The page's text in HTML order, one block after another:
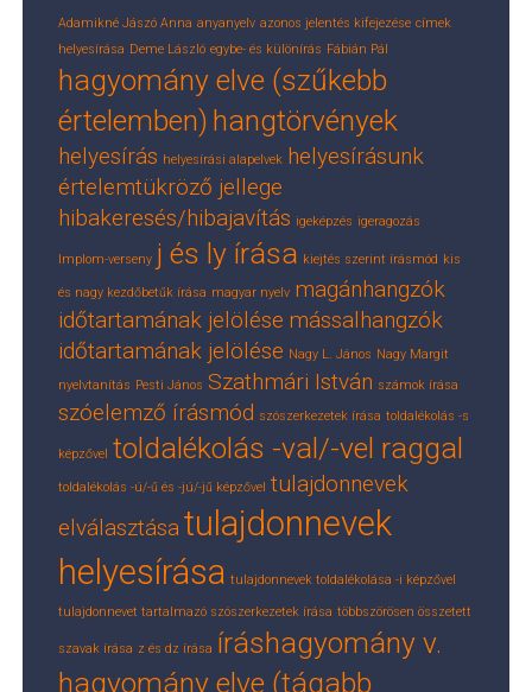
Adamikné Jászó Anna anyanyelv azonos jelentés kifejezése címek
helyesírása Deme László egybe- és különírás Fábián Pál
hagyomány elve (szűkebb
értelemben) hangtörvények
helyesírás helyesírási alapelvek helyesírásunk
értelemtükröző jellege
hibakeresés/hibajavítás igeképzés igeragozás
Implom-verseny j és ly írása kiejtés szerint írásmód kis
és nagy kezdőbetűk írása magyar nyelv magánhangzók
időtartamának jelölése mássalhangzók
időtartamának jelölése Nagy L. János Nagy Margit
nyelvtanítás Pesti János Szathmári István számok írása
szóelemző írásmód szószerkezetek írása toldalékolás -s
képzővel toldalékolás -val/-vel raggal
toldalékolás -ú/-ű és -jú/-jű képzővel tulajdonnevek
elválasztásatulajdonnevek
helyesírása tulajdonnevek toldalékolása -i képzővel
tulajdonnevet tartalmazó szószerkezetek írása többszörösen összetett
szavak írása z és dz írása íráshagyomány v.
hagyomány elve (tágabb